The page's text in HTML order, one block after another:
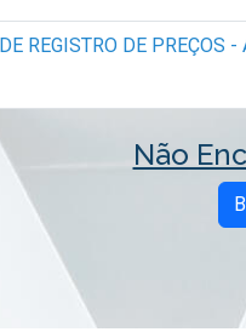
REGISTRO DE
Não